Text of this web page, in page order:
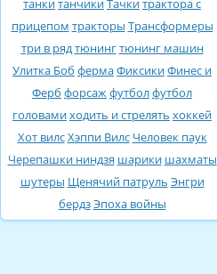
танкитанчикиТачкитрактора с
прицепом тракторы Трансформеры
три в рядтюнингтюнинг машин
Улитка Боб фермаФиксикиФинес и
Ферб форсажфутболфутбол
головамиходить и стрелять хоккей
Хот вилсХэппи Вилс Человек паук
Черепашки ниндзя шарики шахматы
шутеры Щенячий патруль Энгри
бердзЭпоха войны